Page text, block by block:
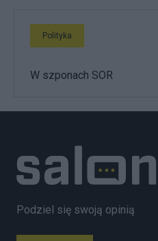
Polityka
W szponach SOR
Podziel się swoją opinią